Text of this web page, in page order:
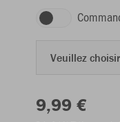
Veuillez
9,99 €